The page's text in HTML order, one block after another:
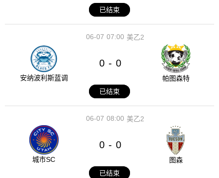
已结束
07:00
06-07 美乙2
安纳波利斯蓝调
0 - 0
帕图森特
已结束
08:00
06-07 美乙2
城市SC
0 - 0
图森
已结束